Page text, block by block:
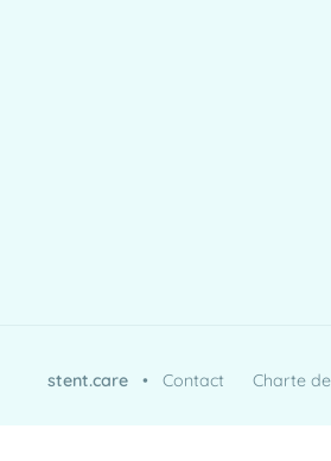
stent.care •Contact Charte